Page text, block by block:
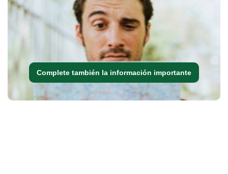
Complete también la información importante